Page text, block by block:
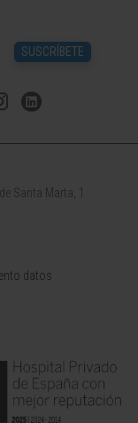
SUSCRÍBETE
Santa Marta, 1
datos